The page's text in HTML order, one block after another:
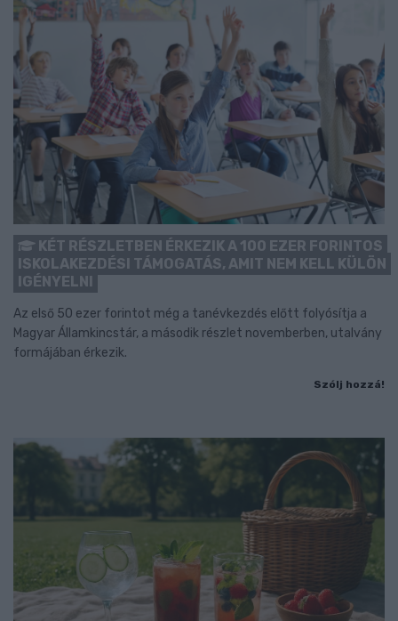
KÉT RÉSZLETBEN ÉRKEZIK A 100 EZER FORINTOS
ISKOLAKEZDÉSI TÁMOGATÁS, AMIT NEM KELL KÜLÖN
IGÉNYELNI
Az első 50 ezer forintot még a tanévkezdés előtt folyósítja a
Magyar Államkincstár, a második részlet novemberben, utalvány
formájában érkezik.
Szólj hozzá!